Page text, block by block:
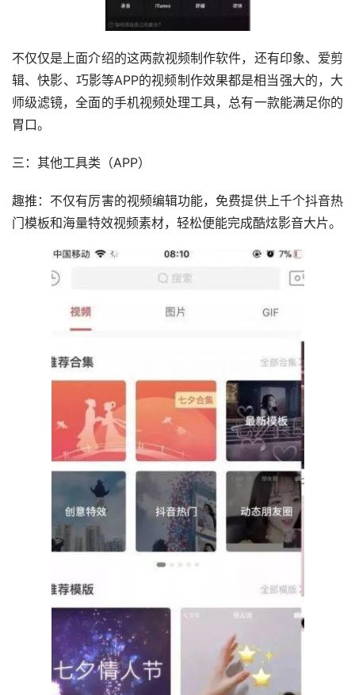
不仅仅是上面介绍的这两款视频制作软件，还有印象、爱剪
辑、快影、巧影等APP的视频制作效果都是相当强大的，大
师级滤镜，全面的手机视频处理工具，总有一款能满足你的
胃口。
三：其他工具类（APP）
趣推：不仅有厉害的视频编辑功能，免费提供上千个抖音热
门模板和海量特效视频素材，轻松便能完成酷炫影音大片。